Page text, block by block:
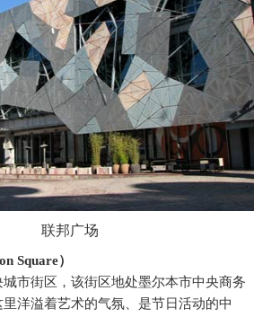
联邦广场
Square）
市街区，该街区地处墨尔本市中央商务
洋溢着艺术的气氛、是节日活动的中